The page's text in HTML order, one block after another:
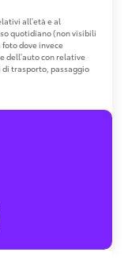
all'età e al
quotidiano (non visibili
dove invece
dell'auto con relative
di trasporto, passaggio